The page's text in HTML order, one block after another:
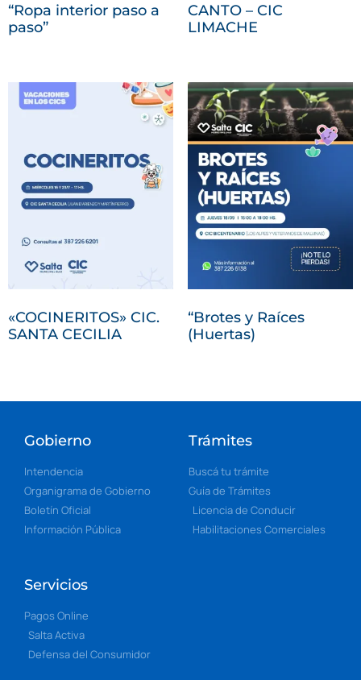
“Ropa interior paso a
paso”
CANTO – CIC
LIMACHE
«COCINERITOS» CIC.
SANTA CECILIA
“Brotes y Raíces
(Huertas)
Gobierno
Intendencia
Organigrama de Gobierno
Boletín Oficial
Información Pública
Trámites
Buscá tu trámite
Guía de Trámites
Licencia de Conducir
Habilitaciones Comerciales
Servicios
Pagos Online
Salta Activa
Defensa del Consumidor